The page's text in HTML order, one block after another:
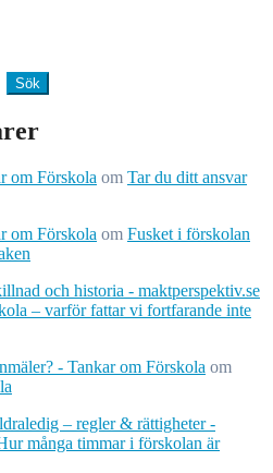
Sök
om Förskola om Tar du ditt ansvar
om Förskola om Fusket i förskolan
och historia - maktperspektiv.se
– varför fattar vi fortfarande inte
- Tankar om Förskola om
– regler & rättigheter -
många timmar i förskolan är